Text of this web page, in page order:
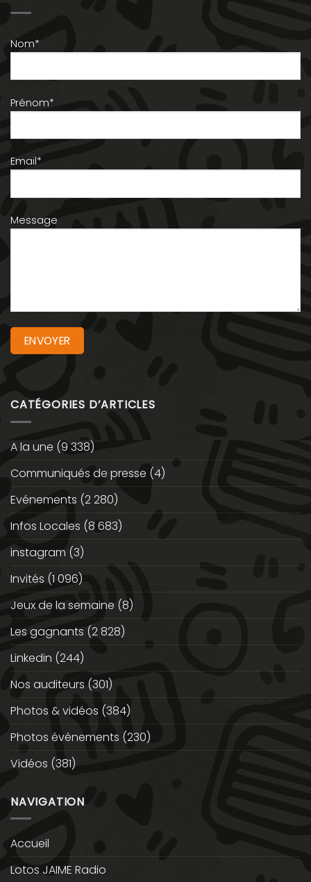
Nom*
Prénom*
Email*
Message
CATÉGORIES D’ARTICLES
A la une (9 338)
Communiqués de presse (4)
Evénements (2 280)
Infos Locales (8 683)
instagram (3)
Invités (1 096)
Jeux de la semaine (8)
Les gagnants (2 828)
Linkedin (244)
Nos auditeurs (301)
Photos & vidéos (384)
Photos événements (230)
Vidéos (381)
NAVIGATION
Accueil
Lotos JAIME Radio